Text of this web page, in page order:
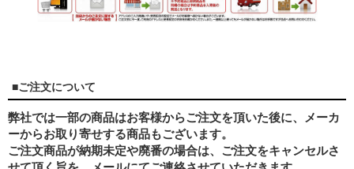
■ご注文について
弊社では一部の商品はお客様からご注文を頂いた後に、メーカ
ーからお取り寄せする商品もございます。
ご注文商品が納期未定や廃番の場合は、ご注文をキャンセルさ